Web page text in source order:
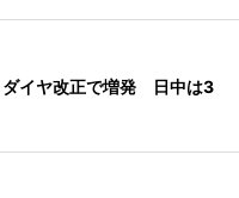
ダイヤ改正で増発 日中は3